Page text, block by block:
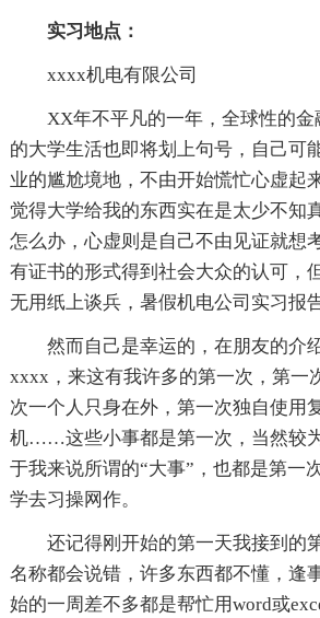
实习地点：
xxxx机电有限公司
XX年不平凡的一年，全球性的
的大学生活也即将划上句号，自己可
业的尴尬境地，不由开始慌忙心虚起
觉得大学给我的东西实在是太少不知
怎么办，心虚则是自己不由见证就想
有证书的形式得到社会大众的认可，
无用纸上谈兵，暑假机电公司实习报告
然而自己是幸运的，在朋友的介
xxxx，来这有我许多的第一次，第一
次一个人只身在外，第一次独自使用
机……这些小事都是第一次，当然较
于我来说所谓的“大事”，也都是第一
学去习操网作。
还记得刚开始的第一天我接到的
名称都会说错，许多东西都不懂，逢
始的一周差不多都是帮忙用word或